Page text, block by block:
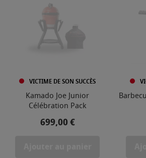
VICTIME DE SON SUCCÈS
Kamado Joe Junior
Célébration Pack
Prix
699,00 €